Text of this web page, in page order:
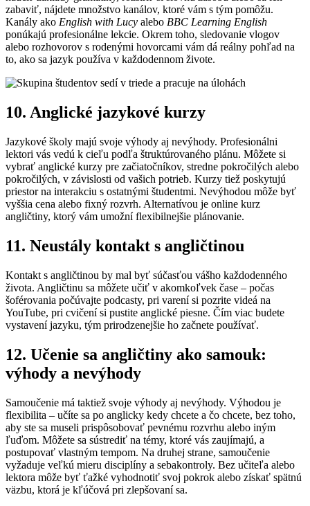
zabaviť, nájdete množstvo kanálov, ktoré vám s tým pomôžu.
Kanály ako English with Lucy alebo BBC Learning English
ponúkajú profesionálne lekcie. Okrem toho, sledovanie vlogov
alebo rozhovorov s rodenými hovorcami vám dá reálny pohľad na
to, ako sa jazyk používa v každodennom živote.
10. Anglické jazykové kurzy
Jazykové školy majú svoje výhody aj nevýhody. Profesionálni
lektori vás vedú k cieľu podľa štruktúrovaného plánu. Môžete si
vybrať anglické kurzy pre začiatočníkov, stredne pokročilých alebo
pokročilých, v závislosti od vašich potrieb. Kurzy tiež poskytujú
priestor na interakciu s ostatnými študentmi. Nevýhodou môže byť
vyššia cena alebo fixný rozvrh. Alternatívou je online kurz
angličtiny, ktorý vám umožní flexibilnejšie plánovanie.
11. Neustály kontakt s angličtinou
Kontakt s angličtinou by mal byť súčasťou vášho každodenného
života. Angličtinu sa môžete učiť v akomkoľvek čase – počas
šoférovania počúvajte podcasty, pri varení si pozrite videá na
YouTube, pri cvičení si pustite anglické piesne. Čím viac budete
vystavení jazyku, tým prirodzenejšie ho začnete používať.
12. Učenie sa angličtiny ako samouk:
výhody a nevýhody
Samoučenie má taktiež svoje výhody aj nevýhody. Výhodou je
flexibilita – učíte sa po anglicky kedy chcete a čo chcete, bez toho,
aby ste sa museli prispôsobovať pevnému rozvrhu alebo iným
ľuďom. Môžete sa sústrediť na témy, ktoré vás zaujímajú, a
postupovať vlastným tempom. Na druhej strane, samoučenie
vyžaduje veľkú mieru disciplíny a sebakontroly. Bez učiteľa alebo
lektora môže byť ťažké vyhodnotiť svoj pokrok alebo získať spätnú
väzbu, ktorá je kľúčová pri zlepšovaní sa.